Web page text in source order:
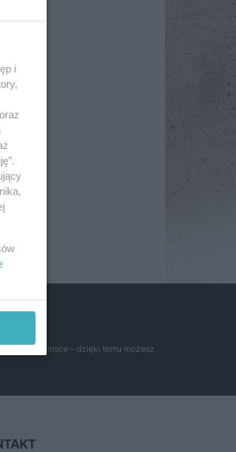
w Polsce – dzięki temu możesz
i